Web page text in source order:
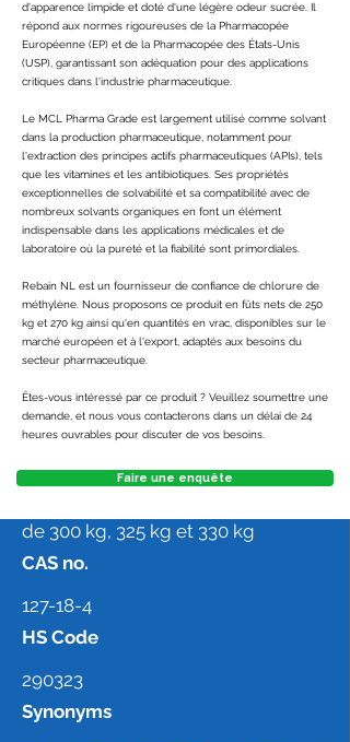
d'apparence limpide et doté d'une légère odeur sucrée. Il
répond aux normes rigoureuses de la Pharmacopée
Européenne (EP) et de la Pharmacopée des États-Unis
(USP), garantissant son adéquation pour des applications
critiques dans l'industrie pharmaceutique.
Le MCL Pharma Grade est largement utilisé comme solvant
dans la production pharmaceutique, notamment pour
l'extraction des principes actifs pharmaceutiques (APIs), tels
que les vitamines et les antibiotiques. Ses propriétés
exceptionnelles de solvabilité et sa compatibilité avec de
nombreux solvants organiques en font un élément
indispensable dans les applications médicales et de
laboratoire où la pureté et la fiabilité sont primordiales.
Rebain NL est un fournisseur de confiance de chlorure de
méthylène. Nous proposons ce produit en fûts nets de 250
kg et 270 kg ainsi qu'en quantités en vrac, disponibles sur le
marché européen et à l'export, adaptés aux besoins du
secteur pharmaceutique.
Êtes-vous intéressé par ce produit ? Veuillez soumettre une
demande, et nous vous contacterons dans un délai de 24
heures ouvrables pour discuter de vos besoins.
Faire une enquête
de 300 kg, 325 kg et 330 kg
CAS no.
127-18-4
HS Code
290323
Synonyms